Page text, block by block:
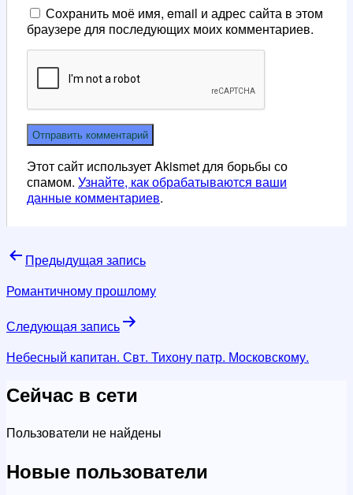
Сохранить моё имя, email и адрес сайта в этом
браузере для последующих моих комментариев.
Этот сайт использует Akismet для борьбы со
спамом. Узнайте, как обрабатываются ваши
данные комментариев.
Навигация
по
Предыдущая запись
Романтичному прошлому
Следующая запись
Небесный капитан. Свт. Тихону патр. Московскому.
Сейчас в сети
Пользователи не найдены
Новые пользователи